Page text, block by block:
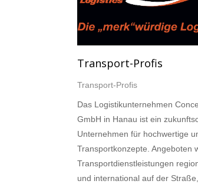
Transport-Profis
Transport-Profis
Das Logistikunternehmen
GmbH in Hanau ist ein
Unternehmen für hochwertige
Transportkonzepte. Angeboten
Transportdienstleistungen
und international auf der